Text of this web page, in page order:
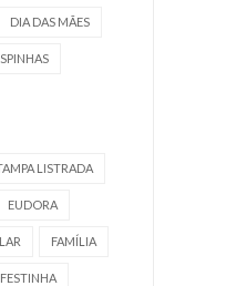
DIA DAS MÃES
LISTRADA
EUDORA
FAMÍLIA
FESTINHA